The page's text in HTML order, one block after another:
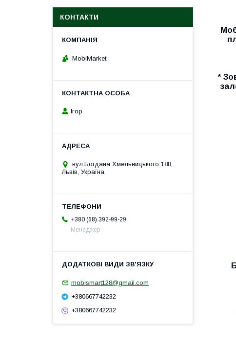
*
КОНТАКТИ
MobiMarket
Ігор
вул.Богдана Хмельницького 188,
Львів, Україна
+380 (68) 392-99-29
Менеджер
mobismart128@gmail.com
+380667742232
+380667742232